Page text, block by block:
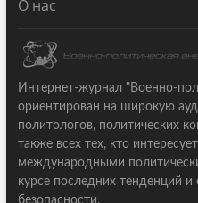
О нас
Интернет-журнал "Военно-
ориентирован на широкую
политологов, политических
также всех тех, кто
международными
курсе последних тенденций